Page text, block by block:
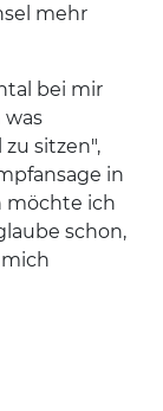
mehr
bei mir
was
sitzen",
in
möchte ich
schon,